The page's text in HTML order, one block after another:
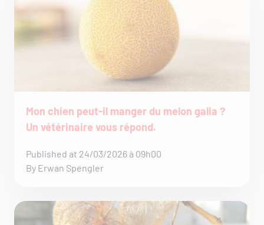
Mon chien peut-il manger du melon galia ?
Un vétérinaire vous répond.
Published at 24/03/2026 à 09h00
By Erwan Spengler